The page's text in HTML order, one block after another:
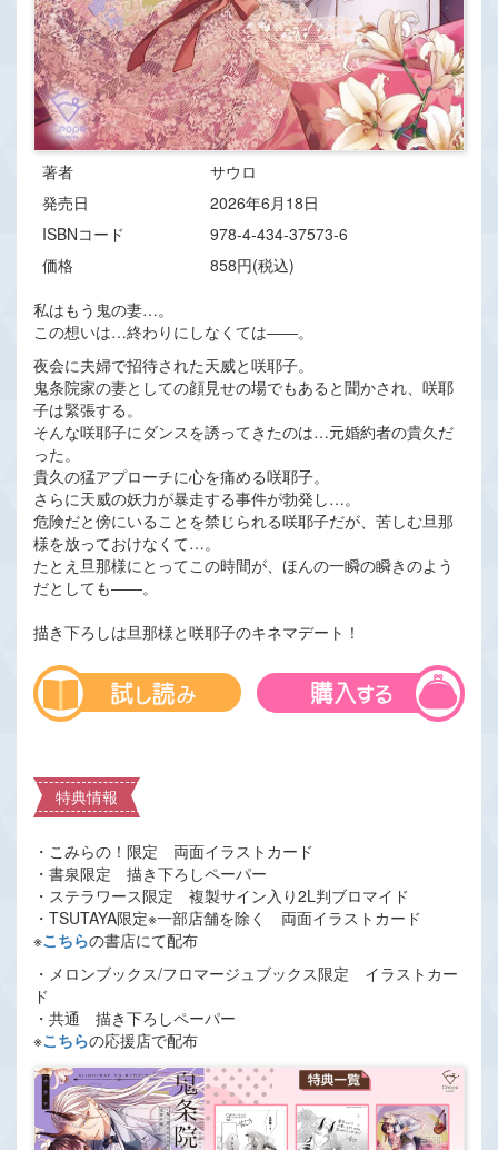
著者
サウロ
発売日
2026年6月18日
ISBNコード
978-4-434-37573-6
価格
858円(税込)
私はもう鬼の妻…。
この想いは…終わりにしなくては――。
夜会に夫婦で招待された天威と咲耶子。
鬼条院家の妻としての顔見せの場でもあると聞かされ、咲耶
子は緊張する。
そんな咲耶子にダンスを誘ってきたのは…元婚約者の貴久だ
った。
貴久の猛アプローチに心を痛める咲耶子。
さらに天威の妖力が暴走する事件が勃発し…。
危険だと傍にいることを禁じられる咲耶子だが、苦しむ旦那
様を放っておけなくて…。
たとえ旦那様にとってこの時間が、ほんの一瞬の瞬きのよう
だとしても――。
描き下ろしは旦那様と咲耶子のキネマデート！
特典情報
・こみらの！限定 両面イラストカード
・書泉限定 描き下ろしペーパー
・ステラワース限定 複製サイン入り2L判ブロマイド
・TSUTAYA限定※一部店舗を除く 両面イラストカード
※こちらの書店にて配布
・メロンブックス/フロマージュブックス限定 イラストカー
ド
・共通 描き下ろしペーパー
※こちらの応援店で配布